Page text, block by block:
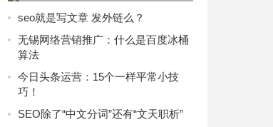
seo就是写文章 发外链么？
无锡网络营销推广：什么是百度冰桶
算法
今日头条运营：15个一样平常小技
巧！
SEO除了“中文分词”还有“文天职析”